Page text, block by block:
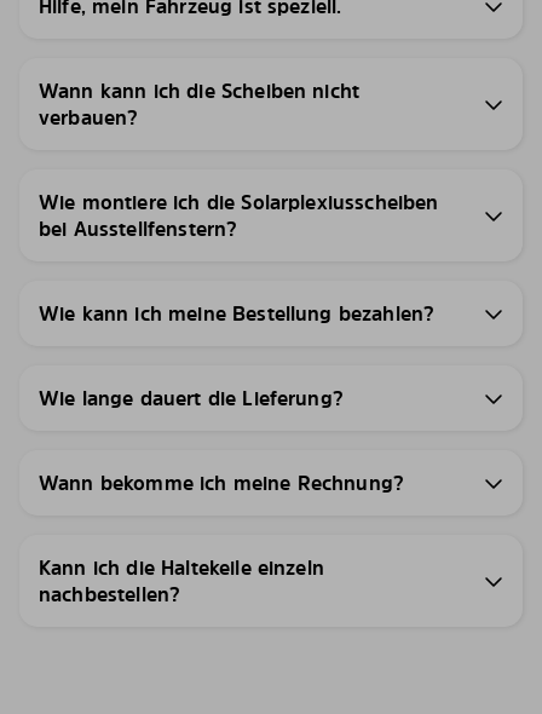
Hilfe, mein Fahrzeug ist speziell.
Wann kann ich die Scheiben nicht
verbauen?
Wie montiere ich die Solarplexiusscheiben
bei Ausstellfenstern?
Wie kann ich meine Bestellung bezahlen?
Wie lange dauert die Lieferung?
Wann bekomme ich meine Rechnung?
Kann ich die Haltekeile einzeln
nachbestellen?